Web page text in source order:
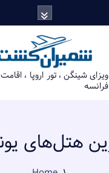
ویزای شینگن ، تور اروپا ، اقامت
فرانسه